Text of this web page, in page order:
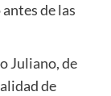
de las
Juliano, de
de